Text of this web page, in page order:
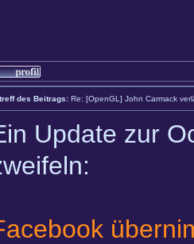
des Beitrags: Re: [OpenGL] John Carmack
Update zur